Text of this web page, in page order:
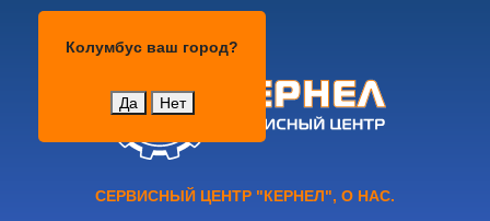
Колумбус ваш город?
Да Нет
СЕРВИСНЫЙ ЦЕНТР "КЕРНЕЛ", О НАС.